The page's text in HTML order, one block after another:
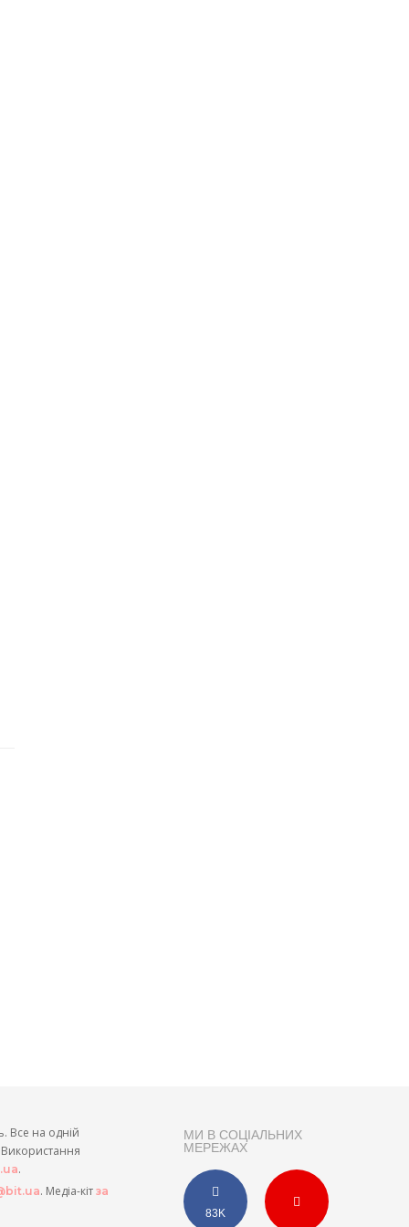
МИ В СОЦІАЛЬНИХ
МЕРЕЖАХ
83K
Все на одній
Використання
.
. Медіа-кіт за